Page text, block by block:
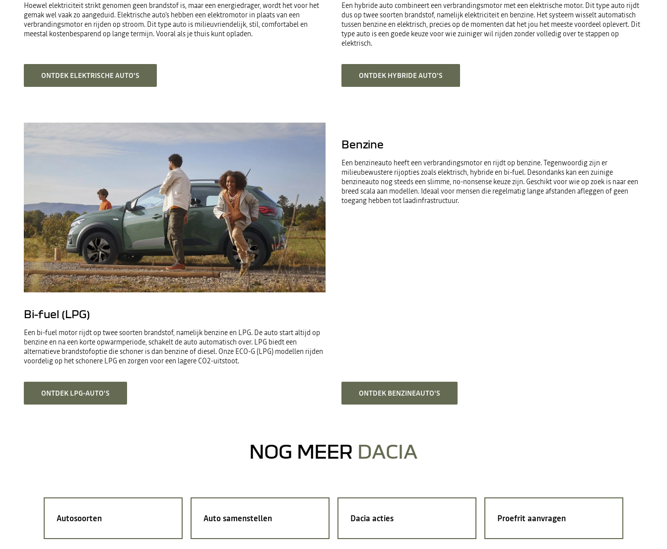
Hoewel elektriciteit strikt genomen geen brandstof is, maar een energiedrager, wordt het voor het
gemak wel vaak zo aangeduid. Elektrische auto's hebben een elektromotor in plaats van een
verbrandingsmotor en rijden op stroom. Dit type auto is milieuvriendelijk, stil, comfortabel en
meestal kostenbesparend op lange termijn. Vooral als je thuis kunt opladen.
ONTDEK ELEKTRISCHE AUTO'S
Een hybride auto combineert een verbrandingsmotor met een elektrische motor. Dit type auto rijdt
dus op twee soorten brandstof, namelijk elektriciteit en benzine. Het systeem wisselt automatisch
tussen benzine en elektrisch, precies op de momenten dat het jou het meeste voordeel oplevert. Dit
type auto is een goede keuze voor wie zuiniger wil rijden zonder volledig over te stappen op
elektrisch.
ONTDEK HYBRIDE AUTO'S
Bi-fuel (LPG)
Een bi-fuel motor rijdt op twee soorten brandstof, namelijk benzine en LPG. De auto start altijd op
benzine en na een korte opwarmperiode, schakelt de auto automatisch over. LPG biedt een
alternatieve brandstofoptie die schoner is dan benzine of diesel. Onze ECO-G (LPG) modellen rijden
voordelig op het schonere LPG en zorgen voor een lagere CO2-uitstoot.
ONTDEK LPG-AUTO'S
Benzine
Een benzineauto heeft een verbrandingsmotor en rijdt op benzine. Tegenwoordig zijn er
milieubewustere rijopties zoals elektrisch, hybride en bi-fuel. Desondanks kan een zuinige
benzineauto nog steeds een slimme, no-nonsense keuze zijn. Geschikt voor wie op zoek is naar een
breed scala aan modellen. Ideaal voor mensen die regelmatig lange afstanden afleggen of geen
toegang hebben tot laadinfrastructuur.
ONTDEK BENZINEAUTO'S
NOG MEER DACIA
Autosoorten Auto samenstellen Dacia acties Proefrit aanvragen